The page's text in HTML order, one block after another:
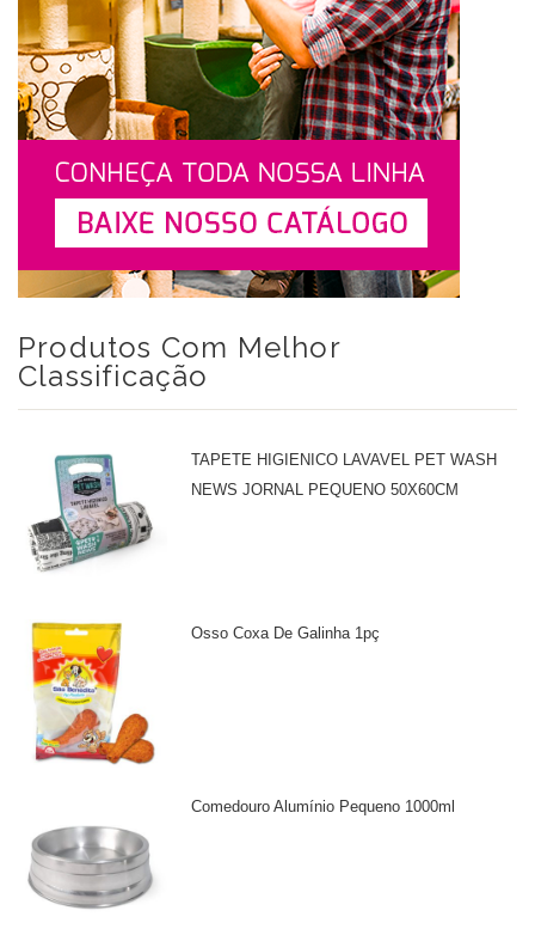
Produtos Com Melhor
Classificação
TAPETE HIGIENICO LAVAVEL PET WASH
NEWS JORNAL PEQUENO 50X60CM
Osso Coxa De Galinha 1pç
Comedouro Alumínio Pequeno 1000ml